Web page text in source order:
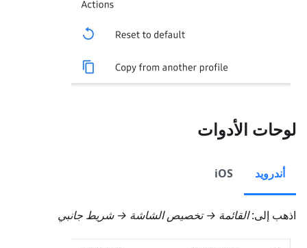
لوحات الأدوات
أندرويد iOS
اذهب إلى:القائمة → تخصيص الشاشة → شريط جانبي